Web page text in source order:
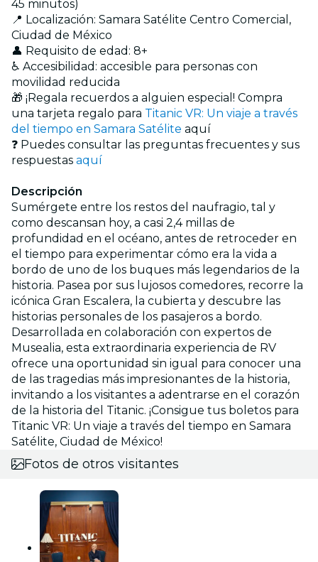
45 minutos)
📍 Localización: Samara Satélite Centro Comercial,
Ciudad de México
👤 Requisito de edad: 8+
♿ Accesibilidad: accesible para personas con
movilidad reducida
🎁 ¡Regala recuerdos a alguien especial! Compra
una tarjeta regalo para Titanic VR: Un viaje a través
del tiempo en Samara Satélite aquí
❓ Puedes consultar las preguntas frecuentes y sus
respuestas aquí
Descripción
Sumérgete entre los restos del naufragio, tal y
como descansan hoy, a casi 2,4 millas de
profundidad en el océano, antes de retroceder en
el tiempo para experimentar cómo era la vida a
bordo de uno de los buques más legendarios de la
historia. Pasea por sus lujosos comedores, recorre la
icónica Gran Escalera, la cubierta y descubre las
historias personales de los pasajeros a bordo.
Desarrollada en colaboración con expertos de
Musealia, esta extraordinaria experiencia de RV
ofrece una oportunidad sin igual para conocer una
de las tragedias más impresionantes de la historia,
invitando a los visitantes a adentrarse en el corazón
de la historia del Titanic. ¡Consigue tus boletos para
Titanic VR: Un viaje a través del tiempo en Samara
Satélite, Ciudad de México!
Fotos de otros visitantes